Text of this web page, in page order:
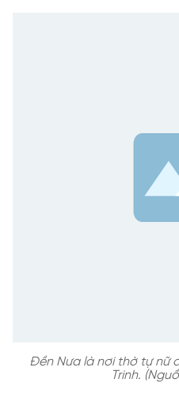
Đền Nưa là nơi thờ tự nữ
Trinh.